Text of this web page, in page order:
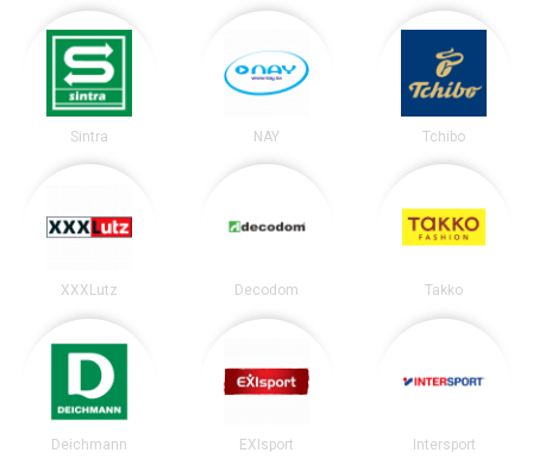
Sintra NAY Tchibo
XXXLutz Decodom Takko
Deichmann EXIsport Intersport